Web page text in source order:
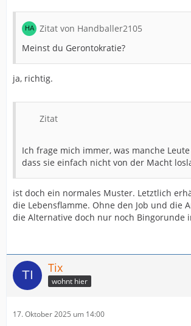
Zitat von Handballer2105
Meinst du Gerontokratie?
ja, richtig.
Zitat
Ich frage mich immer, was manche
dass sie einfach nicht von der Macht
ist doch ein normales Muster. Letztlich
die Lebensflamme. Ohne den Job und die
die Alternative doch nur noch Bingorunde
Tix
wohnt hier
17. Oktober 2025 um 14:00